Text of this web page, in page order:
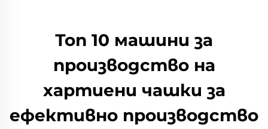
Топ 10 машини за
производство на
хартиени чашки за
ефективно производство